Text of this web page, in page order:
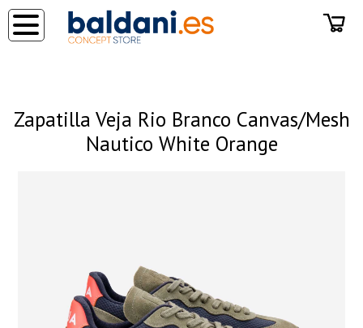
Zapatilla Veja Rio Branco Canvas/Mesh
Nautico White Orange